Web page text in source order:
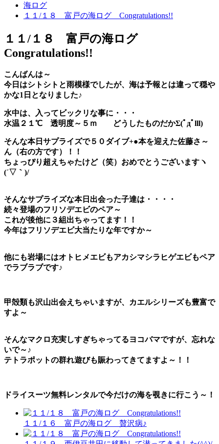
海ログ
１１/１８ 富戸の海ログ Congratulations!!
１１/１８ 富戸の海ログ
Congratulations!!
こんばんは～
今日はシトシトと雨模様でしたが、海は予報とは違って穏や
かな1日となりました♪
水中は、入ってビックリな事に・・・
水温２１℃
透明度～５ｍ どうしたものだかΣ(ﾟдﾟlll)
そんな本日 サプライズで５０ダイブ+●本を迎えた佐藤さ～
ん （右の方です）！！
ちょっぴり超えちゃたけど（笑） おめでとうございますヽ
(´▽｀)/
そんなサプライズな本日出会った子達は・・・・
続々登場のフリソデエビのペア～
これが後他に３組出ちゃってます！！
今年はフリソデエビ大当たりな年ですか～
他にも岩場にはオトヒメエビもアカシマシラヒゲエビもペア
でラブラブです♪
甲殻類も沢山出会えちゃいますが、カエルシリーズも豊富で
すよ～
そんなマクロ充実しすぎちゃってるヨコバマですが、忘れな
いで～♪
テトラポットの群れ遊びも賑わってきてますよ～！！
ドライスーツ無料レンタルで今だけの海を覗きに行こう～！
１１/１６ 富戸の海ログ 贅沢病♪